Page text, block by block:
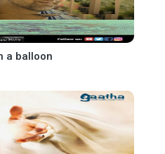
a balloon